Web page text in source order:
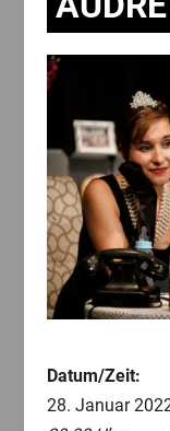
Datum/Zeit:
28. Januar